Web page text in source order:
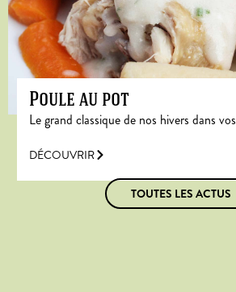
Poule au pot
Le grand classique de nos hivers dans vos
DÉCOUVRIR
TOUTES LES ACTUS